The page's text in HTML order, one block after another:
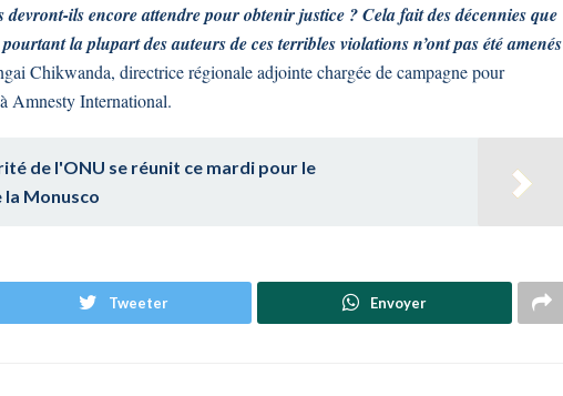
devront-ils encore attendre pour obtenir justice ? Cela fait des décennies que
la plupart des auteurs de ces terribles violations n’ont pas été amenés
Chikwanda, directrice régionale adjointe chargée de campagne pour
Amnesty International.
de l'ONU se réunit ce mardi pour le
Monusco
Tweeter Envoyer